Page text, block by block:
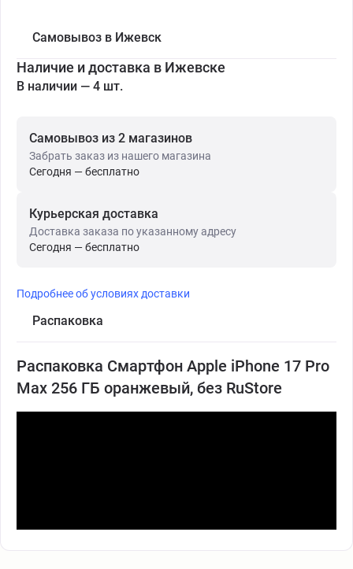
Самовывоз в Ижевск
Наличие и доставка в Ижевске
В наличии — 4 шт.
Самовывоз из 2 магазинов
Забрать заказ из нашего магазина
Сегодня — бесплатно
Курьерская доставка
Доставка заказа по указанному адресу
Сегодня — бесплатно
Подробнее об условиях доставки
Распаковка
Распаковка Смартфон Apple iPhone 17 Pro
Max 256 ГБ оранжевый, без RuStore